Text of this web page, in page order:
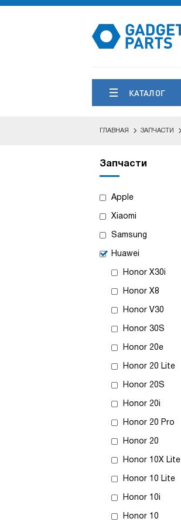
КАТАЛОГ
ГЛАВНАЯ ЗАПЧАСТИ
Запчасти
Apple
Xiaomi
Samsung
Huawei
Honor X30i
Honor X8
Honor V30
Honor 30S
Honor 20e
Honor 20 Lite
Honor 20S
Honor 20i
Honor 20 Pro
Honor 20
Honor 10X Lite
Honor 10 Lite
Honor 10i
Honor 10